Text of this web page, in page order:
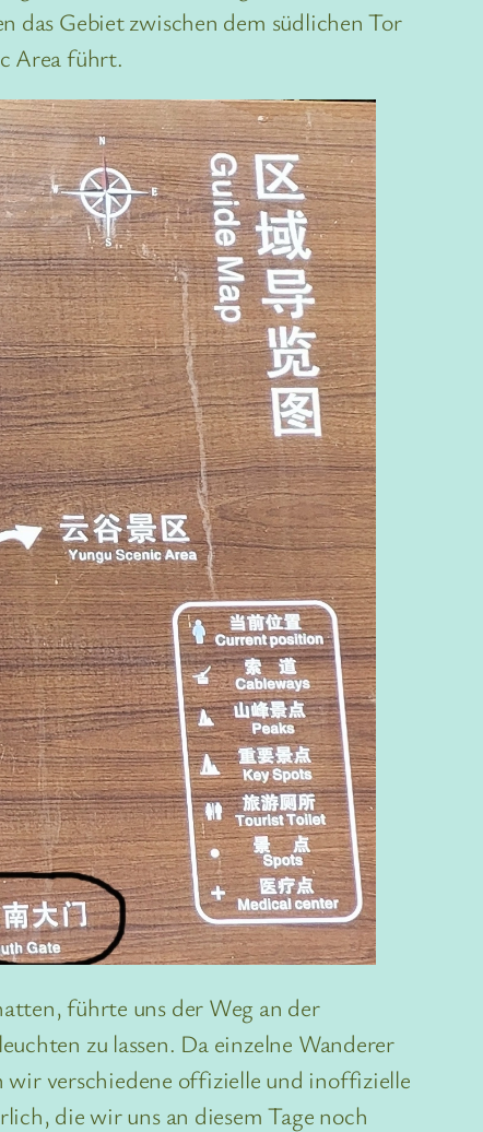
Gebiet zwischen dem südlichen Tor
Area führt.
führte uns der Weg an der
zu lassen. Da einzelne Wanderer
wir verschiedene offizielle und inoffizielle
die wir uns an diesem Tage noch